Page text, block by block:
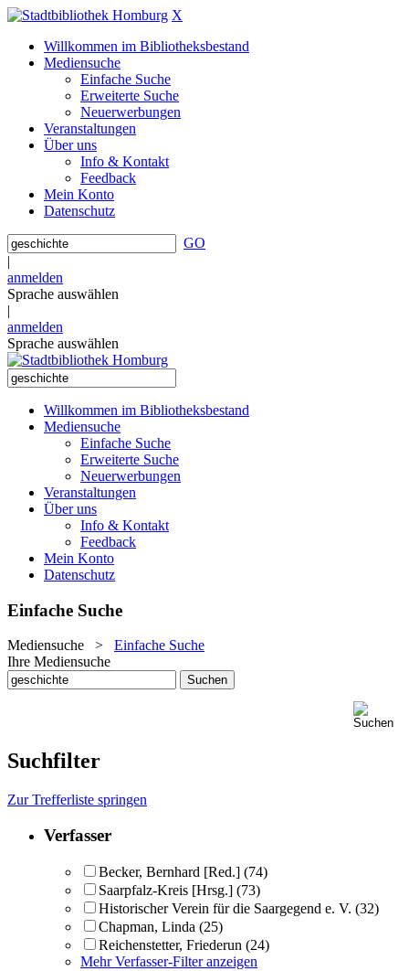
X
Willkommen im Bibliotheksbestand
Mediensuche
Einfache Suche
Erweiterte Suche
Neuerwerbungen
Veranstaltungen
Über uns
Info & Kontakt
Feedback
Mein Konto
Datenschutz
GO
|
anmelden
Sprache auswählen
|
anmelden
Sprache auswählen
Willkommen im Bibliotheksbestand
Mediensuche
Einfache Suche
Erweiterte Suche
Neuerwerbungen
Veranstaltungen
Über uns
Info & Kontakt
Feedback
Mein Konto
Datenschutz
Einfache Suche
Mediensuche > Einfache Suche
Ihre Mediensuche
Suchfilter
Zur Trefferliste springen
Verfasser
Becker, Bernhard [Red.] (74)
Saarpfalz-Kreis [Hrsg.] (73)
Historischer Verein für die Saargegend e. V. (32)
Chapman, Linda (25)
Reichenstetter, Friederun (24)
Mehr Verfasser-Filter anzeigen